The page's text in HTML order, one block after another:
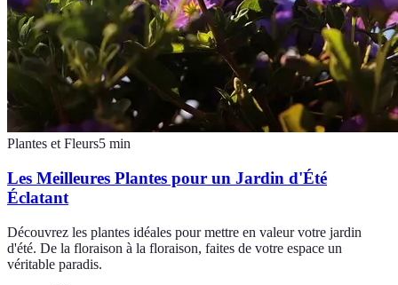
Plantes et Fleurs5 min
Les Meilleures Plantes pour un Jardin d'Été
Éclatant
Découvrez les plantes idéales pour mettre en valeur votre jardin
d'été. De la floraison à la floraison, faites de votre espace un
véritable paradis.